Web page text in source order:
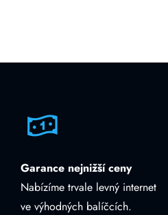
Garance nejnižší ceny
Nabízíme trvale levný internet
ve výhodných balíčcích.